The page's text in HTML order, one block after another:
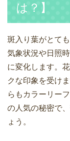
は？】
斑入り葉がとて
気象状況や日照
に変化します。
クな印象を受け
らもカラーリー
の人気の秘密で
ょう。